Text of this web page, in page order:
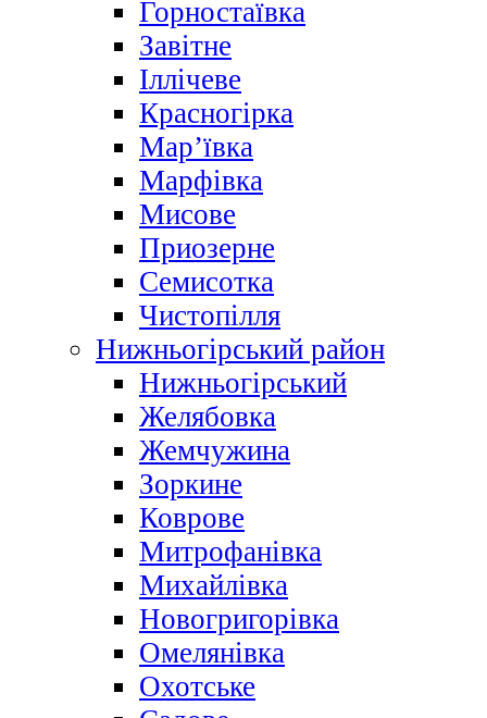
Горностаївка
Завітне
Іллічеве
Красногірка
Мар’ївка
Марфівка
Мисове
Приозерне
Семисотка
Чистопілля
Нижньогірський район
Нижньогірський
Желябовка
Жемчужина
Зоркине
Коврове
Митрофанівка
Михайлівка
Новогригорівка
Омелянівка
Охотське